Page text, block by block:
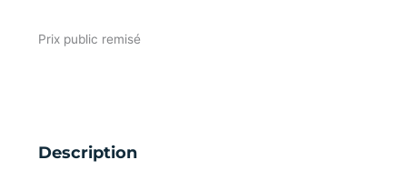
Prix public remisé
Description